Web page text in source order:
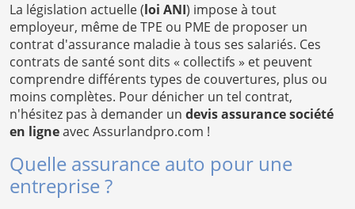
La législation actuelle (loi ANI) impose à tout
employeur, même de TPE ou PME de proposer un
contrat d'assurance maladie à tous ses salariés. Ces
contrats de santé sont dits « collectifs » et peuvent
comprendre différents types de couvertures, plus ou
moins complètes. Pour dénicher un tel contrat,
n'hésitez pas à demander un devis assurance société
en ligneavec Assurlandpro.com !
Quelle assurance auto pour une
entreprise ?